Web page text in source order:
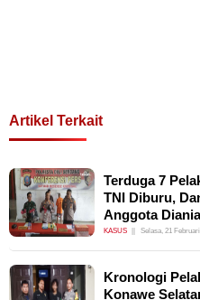
Artikel Terkait
Terduga 7
TNI Diburu,
Anggota
KASUS Selasa, 21
Kronologi
Konawe